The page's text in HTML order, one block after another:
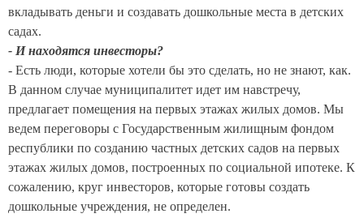
вкладывать деньги и создавать дошкольные места в детских
садах.
- И находятся инвесторы?
- Есть люди, которые хотели бы это сделать, но не знают, как.
В данном случае муниципалитет идет им навстречу,
предлагает помещения на первых этажах жилых домов. Мы
ведем переговоры с Государственным жилищным фондом
республики по созданию частных детских садов на первых
этажах жилых домов, построенных по социальной ипотеке. К
сожалению, круг инвесторов, которые готовы создать
дошкольные учреждения, не определен.